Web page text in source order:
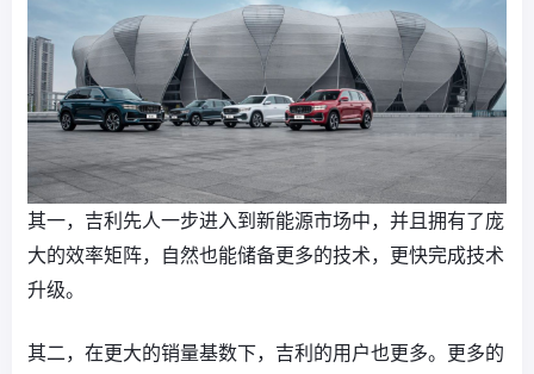
其一，吉利先人一步进入到新能源市场中，并且拥有了庞
大的效率矩阵，自然也能储备更多的技术，更快完成技术
升级。
其二，在更大的销量基数下，吉利的用户也更多。更多的